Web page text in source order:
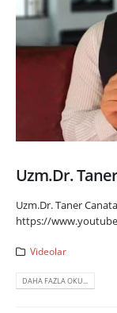
Uzm.Dr.
Uzm.Dr. Taner
https://
Videolar
DAHA FAZLA OKU...